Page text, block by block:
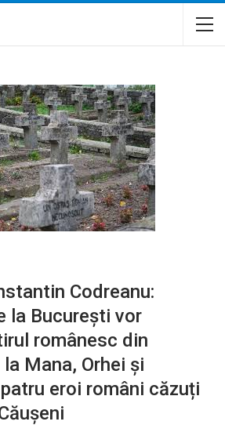
Codreanu:
la București vor
românesc din
Mana, Orhei și
eroi români căzuți